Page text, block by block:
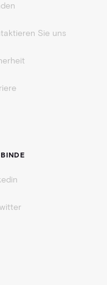
Sie uns